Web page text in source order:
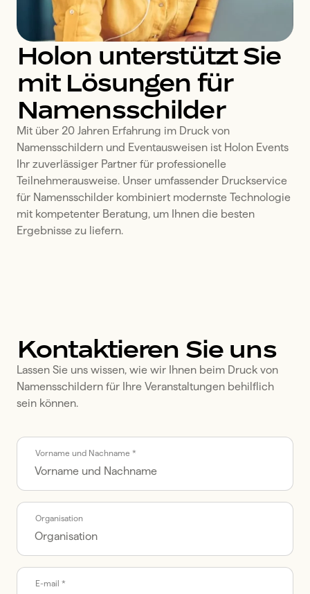
Holon unterstützt Sie
mit Lösungen für
Namensschilder
Mit über 20 Jahren Erfahrung im Druck von
Namensschildern und Eventausweisen ist Holon Events
Ihr zuverlässiger Partner für professionelle
Teilnehmerausweise. Unser umfassender Druckservice
für Namensschilder kombiniert modernste Technologie
mit kompetenter Beratung, um Ihnen die besten
Ergebnisse zu liefern.
Kontaktieren Sie uns
Lassen Sie uns wissen, wie wir Ihnen beim Druck von
Namensschildern für Ihre Veranstaltungen behilflich
sein können.
Call me back by fax
Vorname und Nachname *
Organisation
E-mail *